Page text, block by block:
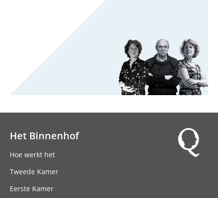
Het Binnenhof
Hoe werkt het
Tweede Kamer
Eerste Kamer